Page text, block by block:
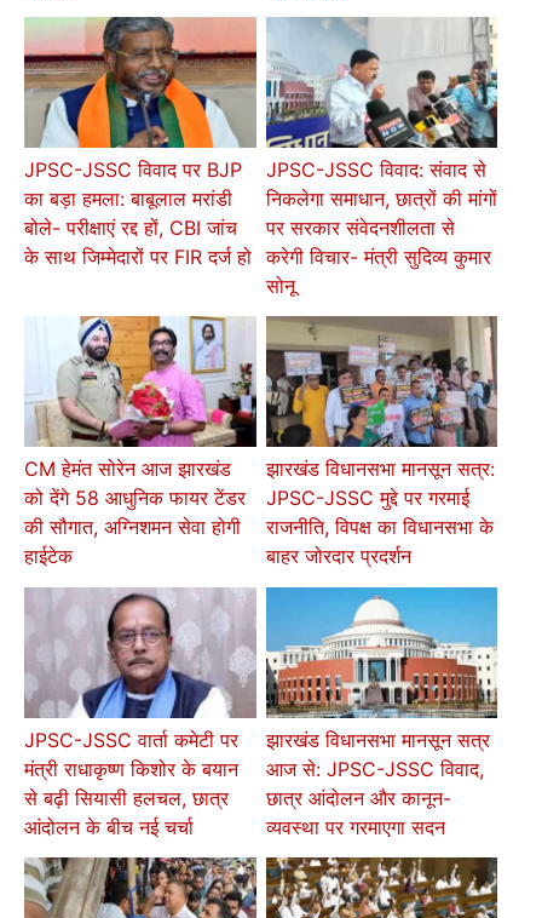
JPSC-JSSC विवाद पर BJP
का बड़ा हमला: बाबूलाल मरांडी
बोले- परीक्षाएं रद्द हों, CBI जांच
के साथ जिम्मेदारों पर FIR दर्ज हो
JPSC-JSSC विवाद: संवाद से
निकलेगा समाधान, छात्रों की मांगों
पर सरकार संवेदनशीलता से
करेगी विचार- मंत्री सुदिव्य कुमार
सोनू
CM हेमंत सोरेन आज झारखंड
को देंगे 58 आधुनिक फायर टेंडर
की सौगात, अग्निशमन सेवा होगी
हाईटेक
झारखंड विधानसभा मानसून सत्र:
JPSC-JSSC मुद्दे पर गरमाई
राजनीति, विपक्ष का विधानसभा के
बाहर जोरदार प्रदर्शन
JPSC-JSSC वार्ता कमेटी पर
मंत्री राधाकृष्ण किशोर के बयान
से बढ़ी सियासी हलचल, छात्र
आंदोलन के बीच नई चर्चा
झारखंड विधानसभा मानसून सत्र
आज से: JPSC-JSSC विवाद,
छात्र आंदोलन और कानून-
व्यवस्था पर गरमाएगा सदन